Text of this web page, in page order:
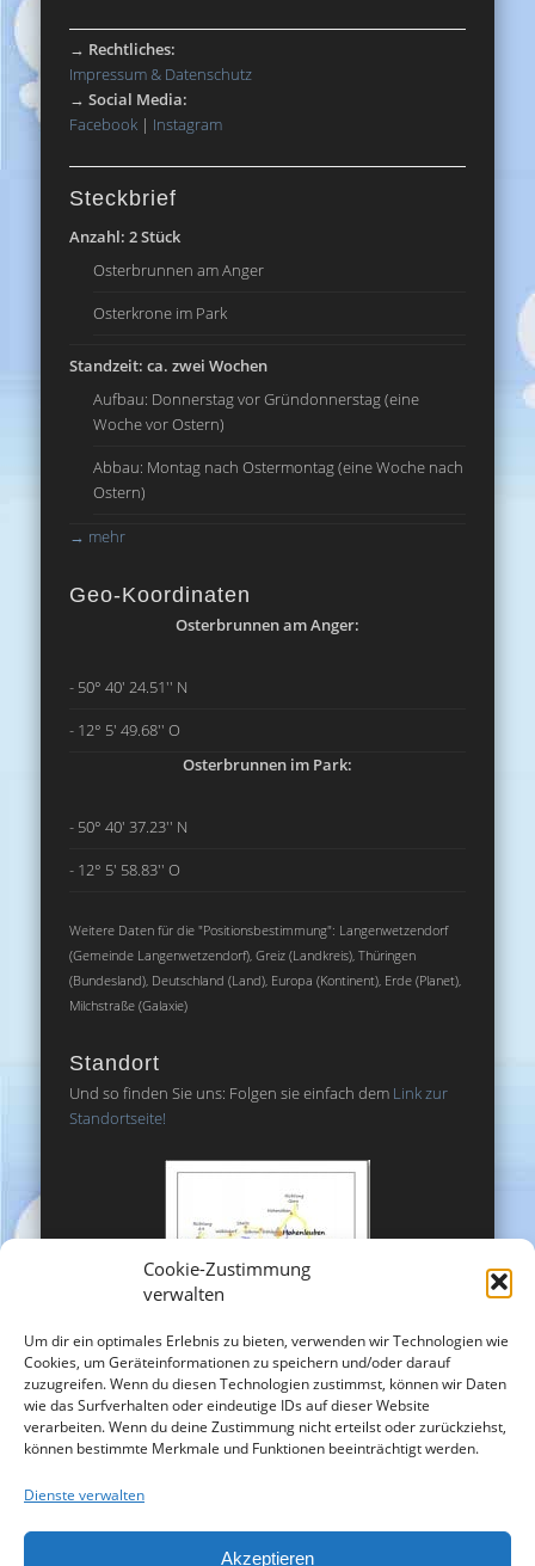
Cookie-Zustimmung
verwalten
Um dir ein optimales Erlebnis zu bieten, verwenden wir Technologien wie
Cookies, um Geräteinformationen zu speichern und/oder darauf
zuzugreifen. Wenn du diesen Technologien zustimmst, können wir Daten
wie das Surfverhalten oder eindeutige IDs auf dieser Website
verarbeiten. Wenn du deine Zustimmung nicht erteilst oder zurückziehst,
können bestimmte Merkmale und Funktionen beeinträchtigt werden.
Dienste verwalten
Akzeptieren
→ Rechtliches:
Impressum & Datenschutz
→Social Media:
Facebook | Instagram
Steckbrief
Anzahl: 2 Stück
Osterbrunnen am Anger
Osterkrone im Park
Standzeit: ca. zwei Wochen
Aufbau: Donnerstag vor Gründonnerstag (eine
Woche vor Ostern)
Abbau: Montag nach Ostermontag (eine Woche nach
Ostern)
→ mehr
Geo-Koordinaten
Osterbrunnen am Anger:
- 50° 40' 24.51'' N
- 12° 5' 49.68'' O
Osterbrunnen im Park:
- 50° 40' 37.23'' N
- 12° 5' 58.83'' O
Weitere Daten für die "Positionsbestimmung": Langenwetzendorf
(Gemeinde Langenwetzendorf), Greiz (Landkreis), Thüringen
(Bundesland), Deutschland (Land), Europa (Kontinent), Erde (Planet),
Milchstraße (Galaxie)
Standort
Und so finden Sie uns: Folgen sie einfach dem Link zur
Standortseite!